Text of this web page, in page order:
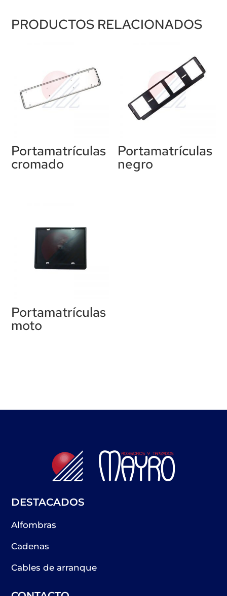
PRODUCTOS RELACIONADOS
Portamatrículas
cromado
Portamatrículas
negro
Portamatrículas
moto
DESTACADOS
Alfombras
Cadenas
Cables de arranque